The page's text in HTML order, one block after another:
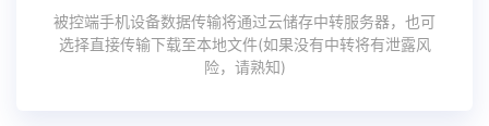
被控端手机设备数据传输将通过云储存中转服务器，也可
选择直接传输下载至本地文件(如果没有中转将有泄露风
险，请熟知)